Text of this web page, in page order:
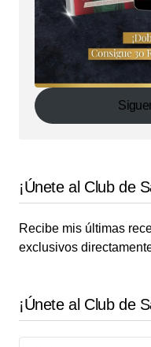
¡Únete al Club de
Recibe mis últimas
exclusivos
¡Únete al Club de